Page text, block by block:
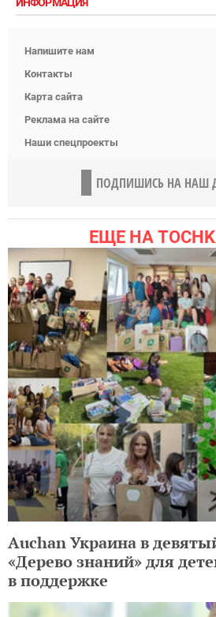
Напишите нам
Контакты
Карта сайта
Реклама на сайте
Наши спецпроекты
ПОДПИШИСЬ НА НАШ
ЕЩЕ НА
Auchan Украина в
«Дерево знаний» для
в поддержке